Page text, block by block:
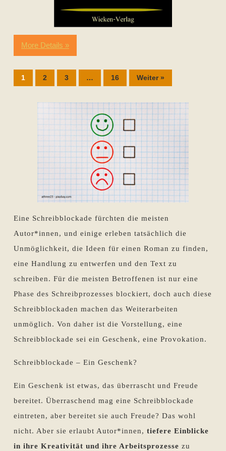
More Details »
1 2 3 … 16 Weiter »
Eine Schreibblockade fürchten die meisten
Autor*innen, und einige erleben tatsächlich die
Unmöglichkeit, die Ideen für einen Roman zu finden,
eine Handlung zu entwerfen und den Text zu
schreiben. Für die meisten Betroffenen ist nur eine
Phase des Schreibprozesses blockiert, doch auch diese
Schreibblockaden machen das Weiterarbeiten
unmöglich. Von daher ist die Vorstellung, eine
Schreibblockade sei ein Geschenk, eine Provokation.
Schreibblockade – Ein Geschenk?
Ein Geschenk ist etwas, das überrascht und Freude
bereitet. Überraschend mag eine Schreibblockade
eintreten, aber bereitet sie auch Freude? Das wohl
nicht. Aber sie erlaubt Autor*innen, tiefere Einblicke
in ihre Kreativität und ihre Arbeitsprozesse zu